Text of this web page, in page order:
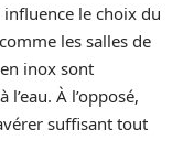
influence le choix du
les salles de
inox sont
À l’opposé,
suffisant tout